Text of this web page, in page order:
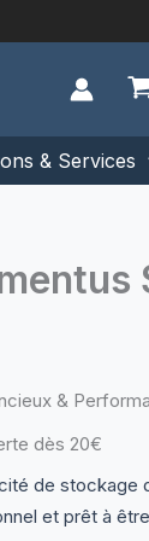
& Services
&
dès 20€
de stockage
et prêt à